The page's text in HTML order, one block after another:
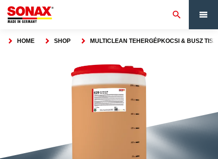
HOME SHOP MULTICLEAN TEHERGÉPKOCSI & BUSZ